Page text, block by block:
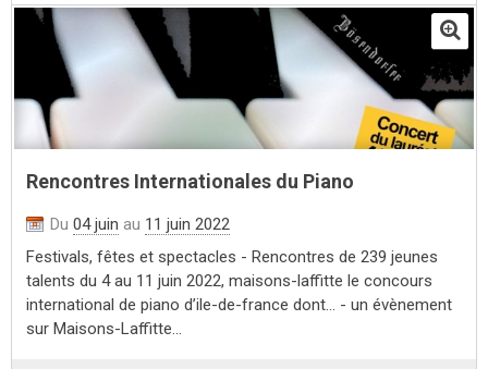
Rencontres Internationales du Piano
Du 04 juin au 11 juin 2022
Festivals, fêtes et spectacles - Rencontres de 239 jeunes
talents du 4 au 11 juin 2022, maisons-laffitte le concours
international de piano d’ile-de-france dont... - un évènement
sur Maisons-Laffitte...